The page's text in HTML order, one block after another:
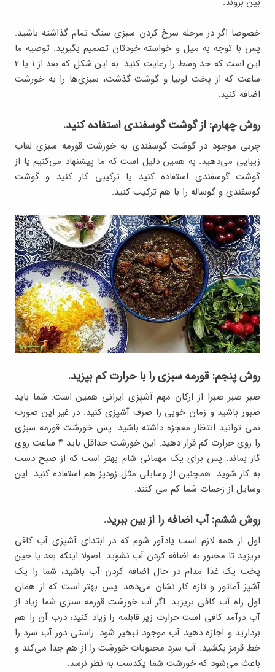
خصوصا اگر در مرحله سرخ کردن سبزی سنگ تمام گذاشته باشید.
پس با توجه به میل و خواسته خودتان تصمیم بگیرید. توصیه ما
این است که حد وسط را رعایت کنید. به این شکل که بعد از ۱ یا ۲
ساعت که از پخت لوبیا و گوشت گذشت، سبزی‌ها را به خورشت
اضافه کنید.
روش چهارم: از گوشت گوسفندی استفاده کنید.
چربی موجود در گوشت گوسفندی به خورشت قورمه سبزی لعاب
زیبایی می‌دهید. به همین دلیل است که ما پیشنهاد می‌کنیم یا از
گوشت گوسفندی استفاده کنید یا ترکیبی کار کنید و گوشت
گوسفندی و گوساله را با هم ترکیب کنید.
روش پنجم: قورمه سبزی را با حرارت کم بپزید.
صبر صبر صبر! از ارکان مهم آشپزی ایرانی همین است. شما باید
صبور باشید و زمان خوبی را صرف آشپزی کنید. در غیر این صورت
نمی توانید انتظار معجزه داشته باشید. پس خورشت قورمه سبزی
را روی حرارت کم قرار دهید. این خورشت حداقل باید ۴ ساعت روی
گاز بماند. پس برای یک مهمانی شام بهتر است که از صبح دست
به کار شوید. همچنین از وسایلی مثل زودپز هم استفاده کنید. این
وسایل از زحمات شما کم می کنند.
روش ششم: آب اضافه را از بین ببرید.
اول از همه لازم است یادآور شوم که در ابتدای آشپزی آب کافی
بریزید تا مجبور به اضافه کردن آب نشوید. اصولا اینکه بعد یا حین
پخت یک غذا مدام در حال اضافه کردن آب باشید، شما را یک
آشپز آماتور و تازه کار نشان می‌دهد. پس بهتر است که از همان
اول راه آب کافی بریزید. اگر آب خورشت قورمه سبزی شما زیاد از
آب درآمد کافی است حرارت زیر قابلمه را زیاد کنید، درب آن را هم
بردارید و اجازه دهید آب موجود تبخیر شود. راستی دور آب سرد را
خط قرمز بکشید. آب سرد محتویات خورشت را از هم جدا می‌کند و
باعث می‌شود که خورشت شما یکدست به نظر نرسد.